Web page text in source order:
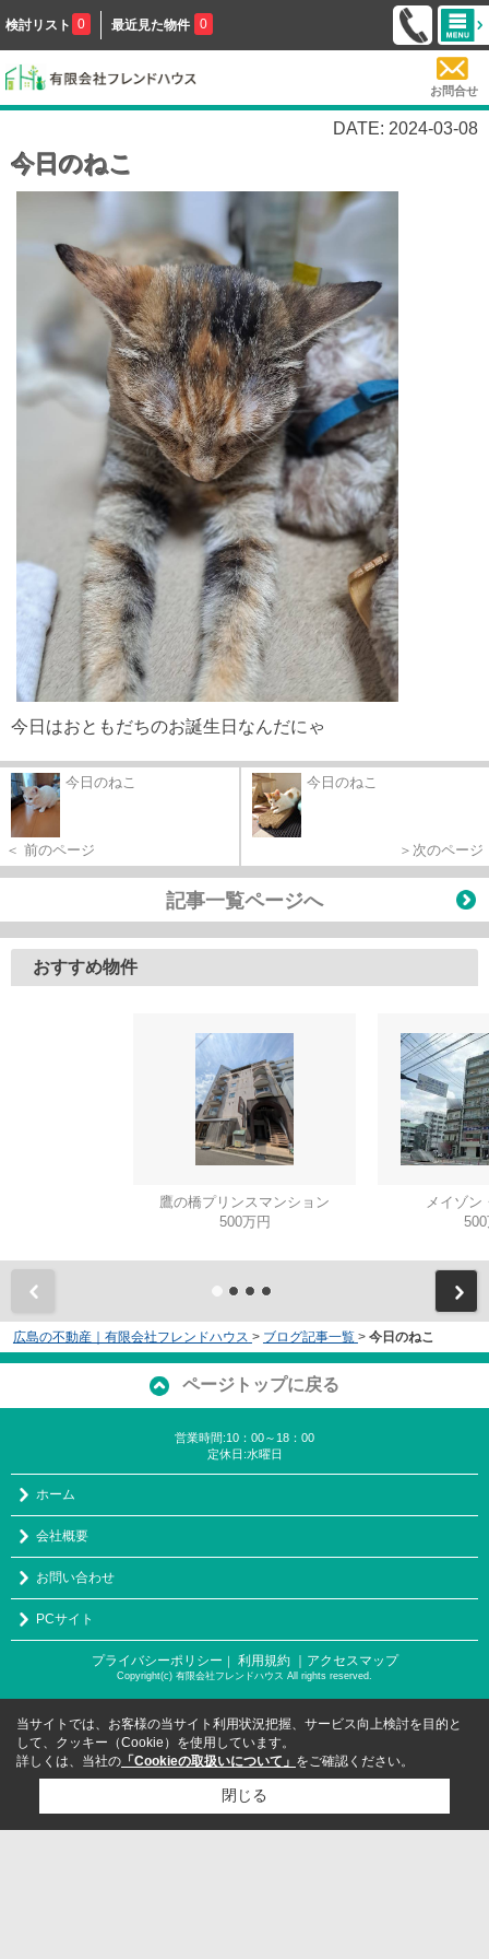
検討リスト 0 最近見た物件 0
お問合せ
DATE: 2024-03-08
今日のねこ
今日はおともだちのお誕生日なんだにゃ
今日のねこ
＜ 前のページ
今日のねこ
＞次のページ
記事一覧ページへ
おすすめ物件
鷹の橋プリンスマンション
500万円
メイゾン
広島の不動産｜有限会社フレンドハウス > ブログ記事一覧 > 今日のねこ
ページトップに戻る
営業時間:10：00～18：00
定休日:水曜日
ホーム
会社概要
お問い合わせ
PCサイト
プライバシーポリシー 利用規約 ｜アクセスマップ
Copyright(c) 有限会社フレンドハウス All rights reserved.
当サイトでは、お客様の当サイト利用状況把握、サービス向上検討を目的と
して、クッキー（Cookie）を使用しています。
詳しくは、当社の 「Cookieの取扱いについて」 をご確認ください。
閉じる